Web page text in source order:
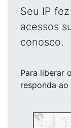
Seu IP
acessos
conosco.
Para liberar
responda